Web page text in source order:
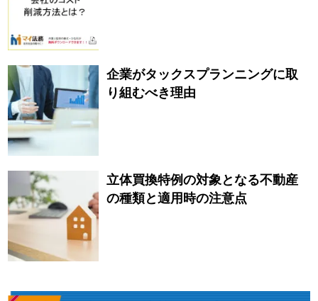
企業がタックスプランニングに取
り組むべき理由
立体買換特例の対象となる不動産
の種類と適用時の注意点